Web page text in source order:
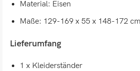
Material: Eisen
Maße: 129-169 x 55 x 148-172 cm
Lieferumfang
1 x Kleiderständer